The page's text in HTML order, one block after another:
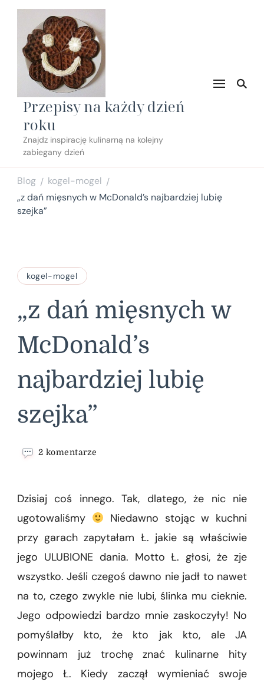
Przepisy na każdy dzień
roku
Znajdz inspirację kulinarną na kolejny
zabiegany dzień
Blog / kogel-mogel /
„z dań mięsnych w McDonald’s najbardziej lubię
szejka”
kogel-mogel
„z dań mięsnych w
McDonald’s
najbardziej lubię
szejka”
2 komentarze
w
McDonald’s
najbardziej
lubię
szejka”
Dzisiaj coś innego. Tak, dlatego, że nic nie
ugotowaliśmy
Niedawno stojąc w kuchni
przy garach zapytałam Ł. jakie są właściwie
jego ULUBIONE dania. Motto Ł. głosi, że zje
wszystko. Jeśli czegoś dawno nie jadł to nawet
na to, czego zwykle nie lubi, ślinka mu cieknie.
Jego odpowiedzi bardzo mnie zaskoczyły! No
pomyślałby kto, że kto jak kto, ale JA
powinnam już trochę znać kulinarne hity
mojego Ł. Kiedy zaczął wymieniać swoje